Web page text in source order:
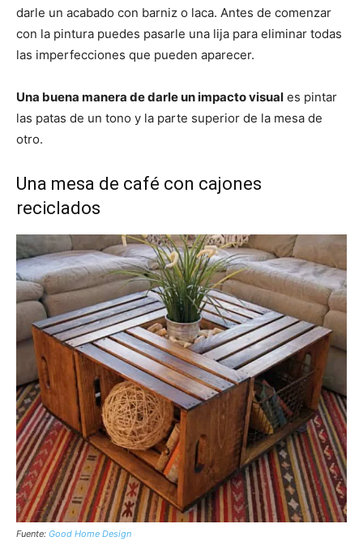
darle un acabado con barniz o laca. Antes de comenzar
con la pintura puedes pasarle una lija para eliminar todas
las imperfecciones que pueden aparecer.
Una buena manera de darle un impacto visual es pintar
las patas de un tono y la parte superior de la mesa de
otro.
Una mesa de café con cajones
reciclados
Fuente: Good Home Design